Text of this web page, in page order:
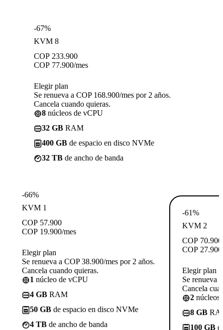
-67%
KVM 8
COP 233.900
COP 77.900/mes
Elegir plan
Se renueva a COP 168.900/mes por 2 años.
Cancela cuando quieras.
8 núcleos de vCPU
32 GB RAM
400 GB de espacio en disco NVMe
32 TB de ancho de banda
-66%
KVM 1
COP 57.900
COP 19.900/mes
Elegir plan
Se renueva a COP 38.900/mes por 2 años.
Cancela cuando quieras.
1 núcleo de vCPU
4 GB RAM
50 GB de espacio en disco NVMe
4 TB de ancho de banda
-61%
KVM 2
COP 70.900
COP 27.900
Elegir plan
Se renueva
Cancela
2 núcleos
8 GB
100 GB